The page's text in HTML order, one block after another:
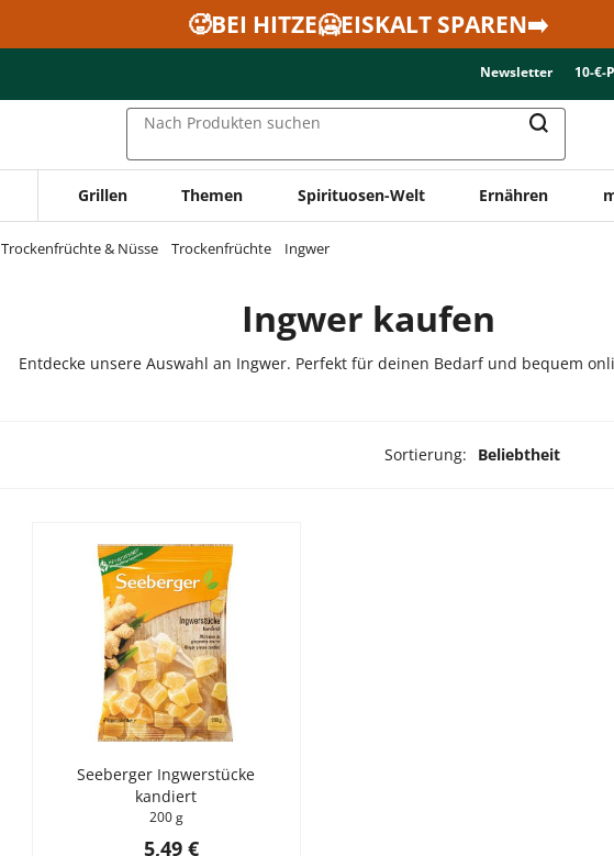
🥵BEI HITZE🥶EISKALT SPAREN➡️
Newsletter 10-€-
Nach Produkten suchen
Grillen Themen Spirituosen-Welt Ernähren
Trockenfrüchte & Nüsse Trockenfrüchte Ingwer
Ingwer kaufen
Entdecke unsere Auswahl an Ingwer. Perfekt für deinen Bedarf und bequem
Sortierung: Beliebtheit
Seeberger Ingwerstücke
kandiert
200 g
5,49 €